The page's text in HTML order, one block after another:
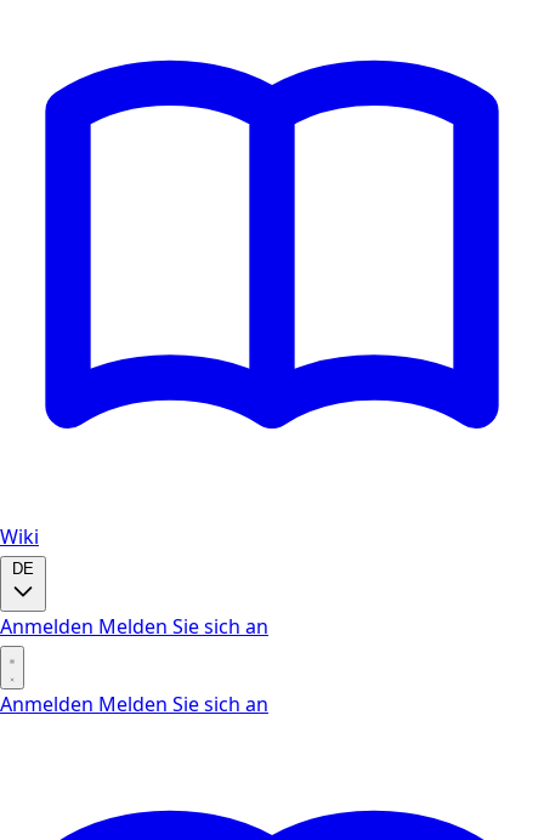
Wiki
DE
Anmelden Melden Sie sich an
Anmelden Melden Sie sich an